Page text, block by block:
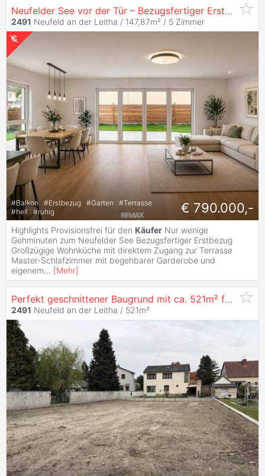
Neufelder See vor der Tür – Bezugsfertiger Erstbezug mit Eigengarten, Photovoltaik & Erdwärmepumpe I PROVISIONSFREI
2491 Neufeld an der Leitha / 147,87m² / 5 Zimmer
#Balkon #Erstbezug #Garten #Terrasse
#hell #ruhig € 790.000,-
Highlights Provisionsfrei für den Käufer Nur wenige
Gehminuten zum Neufelder See Bezugsfertiger Erstbezug
Großzügige Wohnküche mit direktem Zugang zur Terrasse
Master-Schlafzimmer mit begehbarer Garderobe und
eigenem... [Mehr]
Perfekt geschnittener Baugrund mit ca. 521m² für Einzel- oder Doppelhaus, Ruhelage, Sackgasse
2491 Neufeld an der Leitha / 521m²